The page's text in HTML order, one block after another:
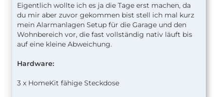
Eigentlich wollte ich es ja die Tage erst machen, da
du mir aber zuvor gekommen bist stell ich mal kurz
mein Alarmanlagen Setup für die Garage und den
Wohnbereich vor, die fast vollständig nativ läuft bis
auf eine kleine Abweichung.
Hardware:
3 x HomeKit fähige Steckdose